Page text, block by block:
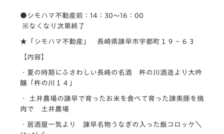
●シモハマ不動産前：14：30～16：00
※なくなり次第終了
★「シモハマ不動産」 長崎県諫早市宇都町１９−６３
【内容】
・夏の時期にふさわしい長崎の名酒 杵の川酒造より大吟
醸「杵の川１４」
・ 土井農場の諫早で育ったお米を食べて育った諌美豚を焼
肉で 土井農場
・居酒屋一気より 諫早名物うなぎの入った飯コロッケ＼